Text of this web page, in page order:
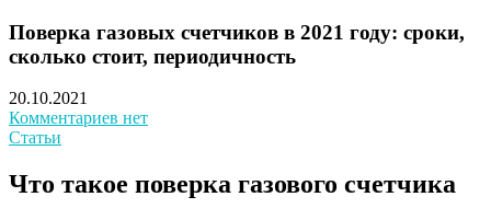
Поверка газовых счетчиков в 2021 году: сроки,
сколько стоит, периодичность
20.10.2021
Комментариев нет
Статьи
Что такое поверка газового счетчика